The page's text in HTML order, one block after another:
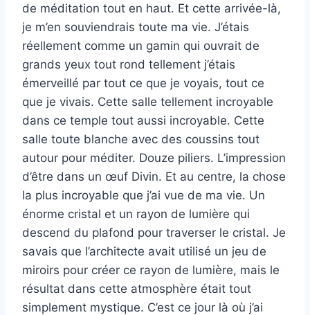
de méditation tout en haut. Et cette arrivée-là,
je m’en souviendrais toute ma vie. J’étais
réellement comme un gamin qui ouvrait de
grands yeux tout rond tellement j’étais
émerveillé par tout ce que je voyais, tout ce
que je vivais. Cette salle tellement incroyable
dans ce temple tout aussi incroyable. Cette
salle toute blanche avec des coussins tout
autour pour méditer. Douze piliers. L’impression
d’être dans un œuf Divin. Et au centre, la chose
la plus incroyable que j’ai vue de ma vie. Un
énorme cristal et un rayon de lumière qui
descend du plafond pour traverser le cristal. Je
savais que l’architecte avait utilisé un jeu de
miroirs pour créer ce rayon de lumière, mais le
résultat dans cette atmosphère était tout
simplement mystique. C’est ce jour là où j’ai